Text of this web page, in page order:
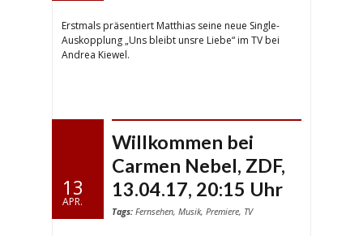
Erstmals präsentiert Matthias seine neue Single-
Auskopplung „Uns bleibt unsre Liebe“ im TV bei
Andrea Kiewel.
13
APR.
Willkommen bei
Carmen Nebel, ZDF,
13.04.17, 20:15 Uhr
Tags: Fernsehen, Musik, Premiere, TV